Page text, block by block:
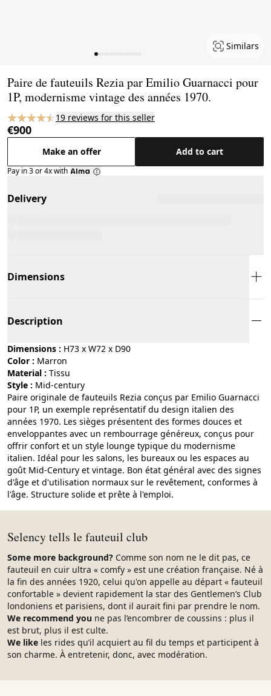
Similars
Paire de fauteuils Rezia par Emilio Guarnacci pour
1P, modernisme vintage des années 1970.
19 reviews for this seller
€900
Make an offer Add to cart
Pay in 3 or 4x with
Delivery
Dimensions
Description
Dimensions : H73 x W72 x D90
Color :
marron
Material :
tissu
Style :
mid-century
Paire originale de fauteuils Rezia conçus par Emilio Guarnacci
pour 1P, un exemple représentatif du design italien des
années 1970. Les sièges présentent des formes douces et
enveloppantes avec un rembourrage généreux, conçus pour
offrir confort et un style lounge typique du modernisme
italien. Idéal pour les salons, les bureaux ou les espaces au
goût Mid-Century et vintage. Bon état général avec des signes
d'âge et d'utilisation normaux sur le revêtement, conformes à
l'âge. Structure solide et prête à l'emploi.
Selency tells le fauteuil club
Some more background? Comme son nom ne le dit pas, ce
fauteuil en cuir ultra « comfy » est une création française. Né à
la fin des années 1920, celui qu'on appelle au départ « fauteuil
confortable » devient rapidement la star des Gentlemen’s Club
londoniens et parisiens, dont il aurait fini par prendre le nom.
We recommend you ne pas l’encombrer de coussins : plus il
est brut, plus il est culte.
We like les rides qu’il acquiert au fil du temps et participent à
son charme. À entretenir, donc, avec modération.